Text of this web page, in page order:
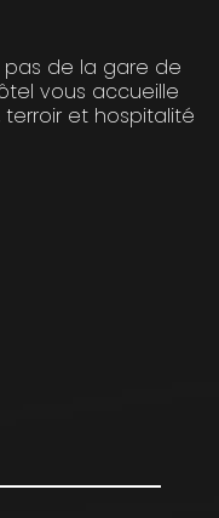
pas de la gare de
vous accueille
et hospitalité